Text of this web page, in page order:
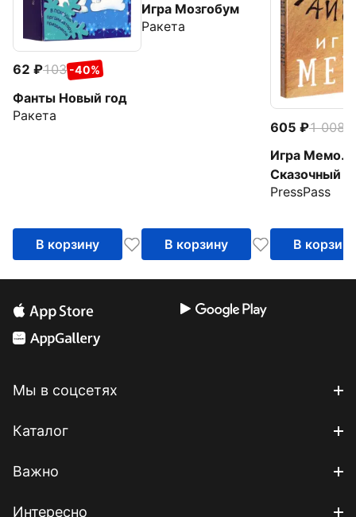
62 103 -40%
Фанты Новый год
Ракета
В корзину
Игра Мозгобум
Ракета
В корзину
605 1 008
Игра Мемо.
Сказочный
PressPass
В корзину
Мы в соцсетях
Каталог
Важно
Интересно